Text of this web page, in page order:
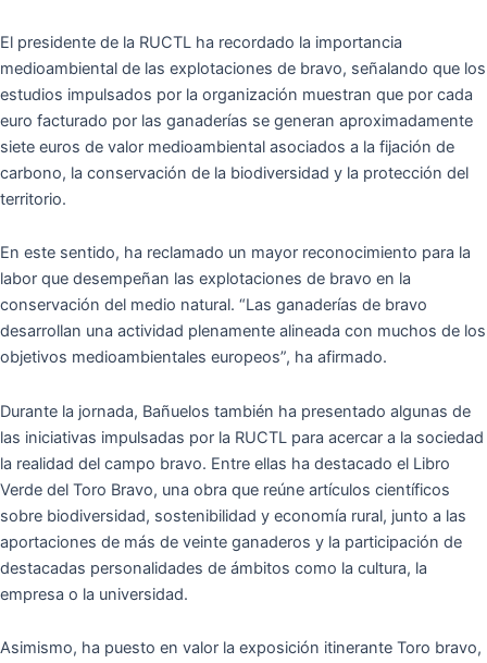
El presidente de la RUCTL ha recordado la importancia
medioambiental de las explotaciones de bravo, señalando que los
estudios impulsados por la organización muestran que por cada
euro facturado por las ganaderías se generan aproximadamente
siete euros de valor medioambiental asociados a la fijación de
carbono, la conservación de la biodiversidad y la protección del
territorio.
En este sentido, ha reclamado un mayor reconocimiento para la
labor que desempeñan las explotaciones de bravo en la
conservación del medio natural. “Las ganaderías de bravo
desarrollan una actividad plenamente alineada con muchos de los
objetivos medioambientales europeos”, ha afirmado.
Durante la jornada, Bañuelos también ha presentado algunas de
las iniciativas impulsadas por la RUCTL para acercar a la sociedad
la realidad del campo bravo. Entre ellas ha destacado el Libro
Verde del Toro Bravo, una obra que reúne artículos científicos
sobre biodiversidad, sostenibilidad y economía rural, junto a las
aportaciones de más de veinte ganaderos y la participación de
destacadas personalidades de ámbitos como la cultura, la
empresa o la universidad.
Asimismo, ha puesto en valor la exposición itinerante Toro bravo,